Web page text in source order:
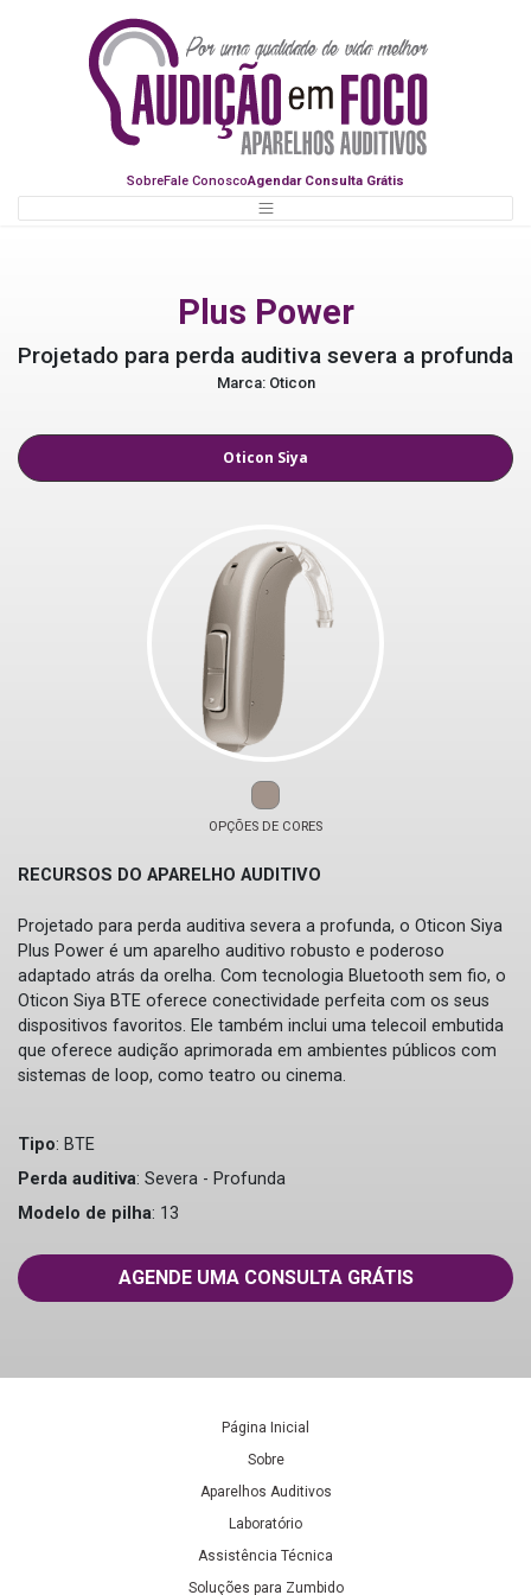
SobreFale ConoscoAgendar Consulta Grátis
Plus Power
Projetado para perda auditiva severa a profunda
Marca: Oticon
Oticon Siya
OPÇÕES DE CORES
RECURSOS DO APARELHO AUDITIVO
Projetado para perda auditiva severa a profunda, o Oticon Siya
Plus Power é um aparelho auditivo robusto e poderoso
adaptado atrás da orelha. Com tecnologia Bluetooth sem fio, o
Oticon Siya BTE oferece conectividade perfeita com os seus
dispositivos favoritos. Ele também inclui uma telecoil embutida
que oferece audição aprimorada em ambientes públicos com
sistemas de loop, como teatro ou cinema.
Tipo: BTE
Perda auditiva: Severa - Profunda
Modelo de pilha: 13
AGENDE UMA CONSULTA GRÁTIS
Página Inicial
Sobre
Aparelhos Auditivos
Laboratório
Assistência Técnica
Soluções para Zumbido